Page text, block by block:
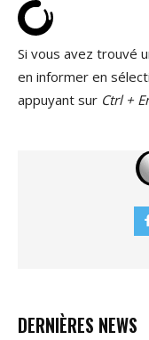
Si vous avez trouvé
en informer en
appuyant sur Ctrl +
DERNIÈRES NEWS